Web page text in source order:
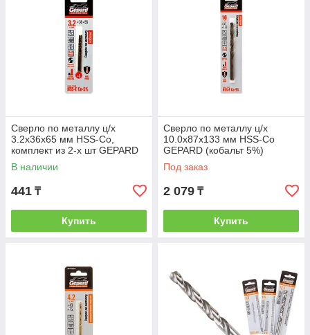
Сверло по металлу ц/х
3.2х36х65 мм HSS-Co,
комплект из 2-х шт GEPARD
(кобальт 5%) (GEPARD)
(GP1432-065)
В наличии
441 ₸
Купить
Сверло по металлу ц/х
10.0х87х133 мм HSS-Co
GEPARD (кобальт 5%)
(GEPARD) (GP14100-133)
Под заказ
2 079 ₸
Купить